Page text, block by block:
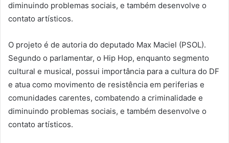
diminuindo problemas sociais, e também desenvolve o
contato artísticos.
O projeto é de autoria do deputado Max Maciel (PSOL).
Segundo o parlamentar, o Hip Hop, enquanto segmento
cultural e musical, possui importância para a cultura do DF
e atua como movimento de resistência em periferias e
comunidades carentes, combatendo a criminalidade e
diminuindo problemas sociais, e também desenvolve o
contato artísticos.